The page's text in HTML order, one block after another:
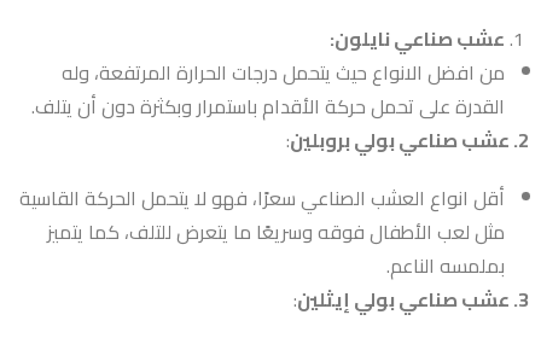
عشب صناعي نايلون:
من افضل الانواع حيث يتحمل درجات الحرارة المرتفعة، وله
القدرة على تحمل حركة الأقدام باستمرار وبكثرة دون أن يتلف.
2. عشب صناعي بولي بروبلين
:
أقل انواع العشب الصناعي سعرًا، فهو لا يتحمل الحركة القاسية
مثل لعب الأطفال فوقه وسريعًا ما يتعرض للتلف، كما يتميز
بملمسه الناعم.
3. عشب صناعي بولي إيثلين
: